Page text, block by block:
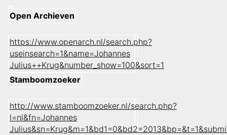
Open Archieven
https://www.openarch.nl/search.php?
useinsearch=1&name=Johannes
Julius++Krug&number_show=100&sort=1
Stamboomzoeker
http://www.stamboomzoeker.nl/search.php?
l=nl&fn=Johannes